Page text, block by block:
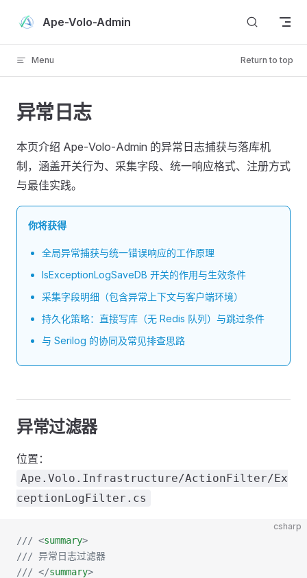
Skip to content
Ape-Volo-Admin
Menu Return to top
异常日志
本页介绍 Ape‑Volo‑Admin 的异常日志捕获与落库机
制，涵盖开关行为、采集字段、统一响应格式、注册方式
与最佳实践。
你将获得
全局异常捕获与统一错误响应的工作原理
IsExceptionLogSaveDB 开关的作用与生效条件
采集字段明细（包含异常上下文与客户端环境）
持久化策略：直接写库（无 Redis 队列）与跳过条件
与 Serilog 的协同及常见排查思路
异常过滤器
位置：
Ape.Volo.Infrastructure/ActionFilter/Ex
ceptionLogFilter.cs
csharp
/// <summary>
/// 异常日志过滤器
/// </summary>